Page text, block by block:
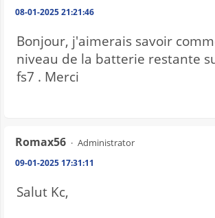
08-01-2025 21:21:46
Bonjour, j'aimerais savoir
niveau de la batterie restante
fs7 . Merci
Romax56 Administrator
09-01-2025 17:31:11
Salut Kc,